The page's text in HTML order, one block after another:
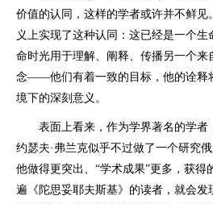
价值的认同，这样的学者或许并不鲜
义上实现了这种认同：这已经是一个
命时光用于理解、阐释、传播另一个
念——他们有着一致的目标，他的诠释
境下的深刻意义。
表面上看来，作为学界著名的学者
约瑟夫·弗兰克似乎不过做了一个研究
他做得更突出、“学术成果”更多，获
遍《陀思妥耶夫斯基》的读者，就会